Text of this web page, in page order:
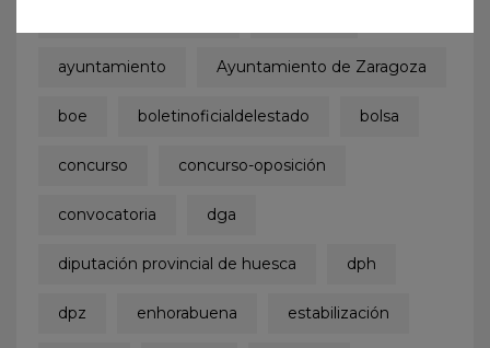
ayuntamiento Ayuntamiento de Zaragoza
boe boletinoficialdelestado bolsa
concurso concurso-oposición
convocatoria dga
diputación provincial de huesca dph
dpz enhorabuena estabilización